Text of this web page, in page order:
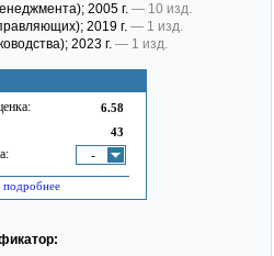
6.58
43
-
подробнее
; 2005 г. — 10 изд.
; 2019 г. — 1 изд.
; 2023 г. — 1 изд.